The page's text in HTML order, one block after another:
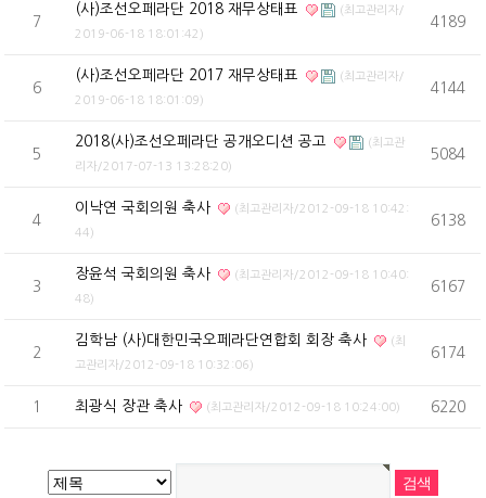
7
(사)조선오페라단 2018 재무상태표
(최고관리자/
2019-06-18 18:01:42)
4189
6
(사)조선오페라단 2017 재무상태표
(최고관리자/
2019-06-18 18:01:09)
4144
5
2018(사)조선오페라단 공개오디션 공고
(최고관
리자/2017-07-13 13:28:20)
5084
4
이낙연 국회의원 축사
(최고관리자/2012-09-18 10:42:
44)
6138
3
장윤석 국회의원 축사
(최고관리자/2012-09-18 10:40:
48)
6167
2
김학남 (사)대한민국오페라단연합회 회장 축사
(최
고관리자/2012-09-18 10:32:06)
6174
1 최광식 장관 축사 (최고관리자/2012-09-18 10:24:00) 6220